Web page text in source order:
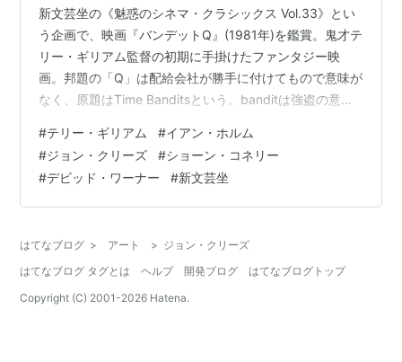
新文芸坐の《魅惑のシネマ・クラシックス Vol.33》とい
う企画で、映画『バンデットQ』(1981年)を鑑賞。鬼才テ
リー・ギリアム監督の初期に手掛けたファンタジー映
画。邦題の「Q」は配給会社が勝手に付けてもので意味が
なく、原題はTime Banditsという。banditは強盗の意。
周年記念 スペシャル・エディション [Blu-ray]クレイグ・
ワーノックAmazonイギリスの低所得者向けの住宅街。11
歳の主人公ケヴィンは口やかましい両親にウンザリしし
ていた。ある日、ケヴィンは子ども部屋のクローゼット
#テリー・ギリアム #イアン・ホルム
#ジョン・クリーズ #ショーン・コネリー
#デビッド・ワーナー #新文芸坐
はてなブログ > アート > ジョン・クリーズ
はてなブログ タグとは
ヘルプ 開発ブログ
はてなブログトップ
Copyright (C) 2001-2026 Hatena.